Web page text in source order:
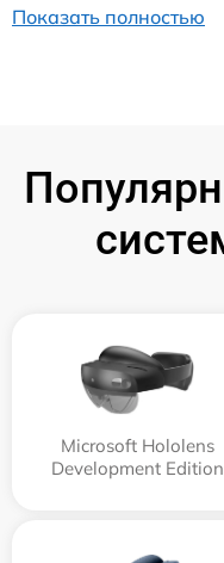
Показать полностью
Microsoft Hololens
Development Edition